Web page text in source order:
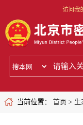
访问我
当前位置： 首页 > 生